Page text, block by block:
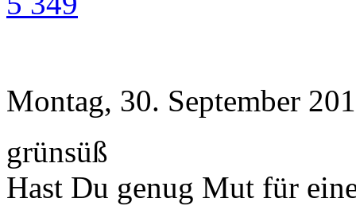
Montag, 30. September
grünsüß
Hast Du genug Mut für